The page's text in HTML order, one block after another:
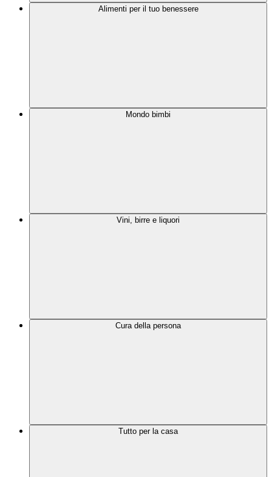
Alimenti per il tuo benessere
Mondo bimbi
Vini, birre e liquori
Cura della persona
Tutto per la casa